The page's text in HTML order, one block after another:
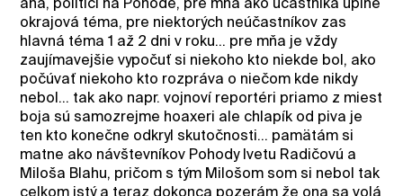
okrajová téma, pre niektorých neúčastníkov zas
hlavná téma 1 až 2 dni v roku... pre mňa je vždy
zaujímavejšie vypočuť si niekoho kto niekde bol, ako
počúvať niekoho kto rozpráva o niečom kde nikdy
nebol... tak ako napr. vojnoví reportéri priamo z miest
boja sú samozrejme hoaxeri ale chlapík od piva je
ten kto konečne odkryl skutočnosti... pamätám si
matne ako návštevníkov Pohody Ivetu Radičovú a
Miloša Blahu, pričom s tým Milošom som si nebol tak
celkom istý a teraz dokonca pozerám že ona sa volá